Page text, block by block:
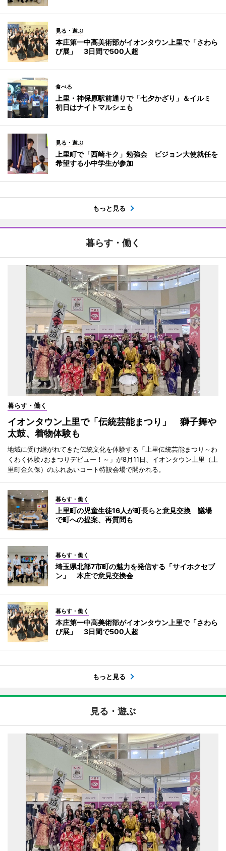
見る・遊ぶ
本庄第一中高美術部がイオンタウン上里で「さわら
び展」 3日間で500人超
食べる
上里・神保原駅前通りで「七夕かざり」＆イルミ
初日はナイトマルシェも
見る・遊ぶ
上里町で「西崎キク」勉強会 ビジョン大使就任を
希望する小中学生が参加
もっと見る
暮らす・働く
暮らす・働く
イオンタウン上里で「伝統芸能まつり」 獅子舞や
太鼓、着物体験も
地域に受け継がれてきた伝統文化を体験する「上里伝統芸能まつり～わ
くわく体験♪おまつりデビュー！～」が8月11日、イオンタウン上里（上
里町金久保）のふれあいコート特設会場で開かれる。
暮らす・働く
上里町の児童生徒16人が町長らと意見交換 議場
で町への提案、再質問も
暮らす・働く
埼玉県北部7市町の魅力を発信する「サイホクセブ
ン」 本庄で意見交換会
暮らす・働く
本庄第一中高美術部がイオンタウン上里で「さわら
び展」 3日間で500人超
もっと見る
見る・遊ぶ